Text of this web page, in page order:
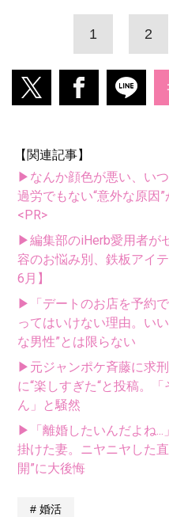
1 2
【関連記事】
▶なんか顔色が悪い、い
過労でもない“意外な原因
<PR>
▶編集部のiHerb愛用者が
容のお悩み別、鉄板アイ
6月】
▶「デートのお店を予約
ってはいけない理由。い
な男性”とは限らない
▶元ジャンポケ斉藤に求
に“楽しすぎた“と投稿。
ん」と騒然
▶「離婚したいんだよね...
掛けた妻。ニヤニヤした
開”に大後悔
婚活